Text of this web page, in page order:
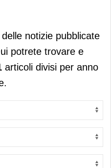
notizie pubblicate
potrete trovare e
articoli divisi per anno